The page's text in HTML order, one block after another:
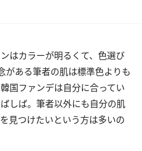
はカラーが明るくて、色選び
ある筆者の肌は標準色よりも
国ファンデは自分に合ってい
しば。筆者以外にも自分の肌
見つけたいという方は多いの